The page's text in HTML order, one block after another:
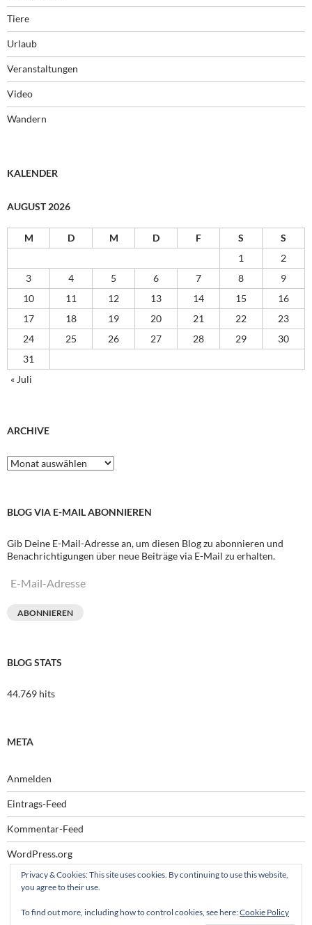
Tiere
Urlaub
Veranstaltungen
Video
Wandern
KALENDER
AUGUST 2026
M D M D F S
S
1
2
3
4 5 6 7 8
9
10
11 12 13 14 15
16
17
18 19 20 21 22
23
24
25 26 27 28 29
30
31
« Juli
ARCHIVE
Archive
BLOG VIA E-MAIL ABONNIEREN
Gib Deine E-Mail-Adresse an, um diesen Blog zu abonnieren und
Benachrichtigungen über neue Beiträge via E-Mail zu erhalten.
E-
ABONNIEREN
BLOG STATS
44.769 hits
META
Anmelden
Eintrags-Feed
Kommentar-Feed
WordPress.org
Privacy & Cookies: This site uses cookies. By continuing to use this website,
you agree to their use.
To find out more, including how to control cookies, see here:Cookie Policy